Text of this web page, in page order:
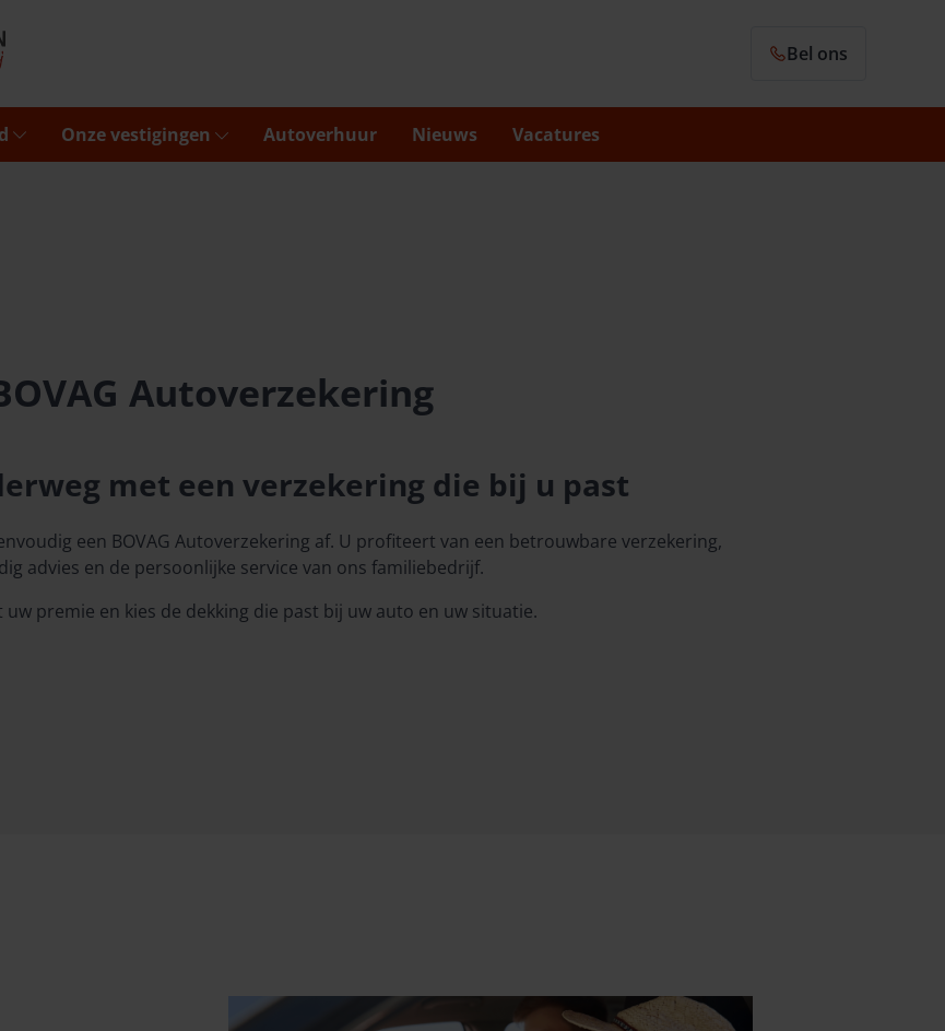
Bel ons
Onze vestigingen Autoverhuur Nieuws Vacatures
Autoverzekering
met een verzekering die bij u past
een BOVAG Autoverzekering af. U profiteert van een betrouwbare verzekering,
advies en de persoonlijke service van ons familiebedrijf.
uw premie en kies de dekking die past bij uw auto en uw situatie.